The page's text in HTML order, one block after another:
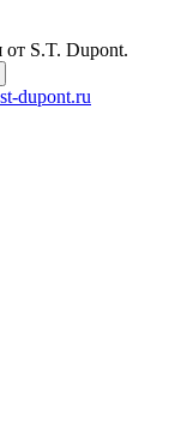
S.T. Dupont.
dupont.ru